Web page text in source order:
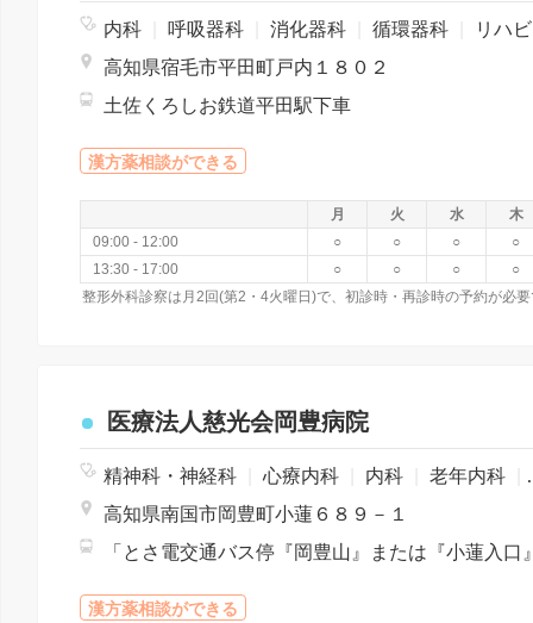
内科 呼吸器科 消化器科 循環器科
リハビリテーション
高知県宿毛市平田町戸内１８０２
土佐くろしお鉄道平田駅下車
漢方薬相談ができる
月 火 水
木
09:00 - 12:00
○ ○ ○
○
13:30 - 17:00
○ ○ ○ ○
医療法人慈光会岡豊病院
精神科・神経科 心療内科 内科 老年内科
高知県南国市岡豊町小蓮６８９－１
漢方薬相談ができる